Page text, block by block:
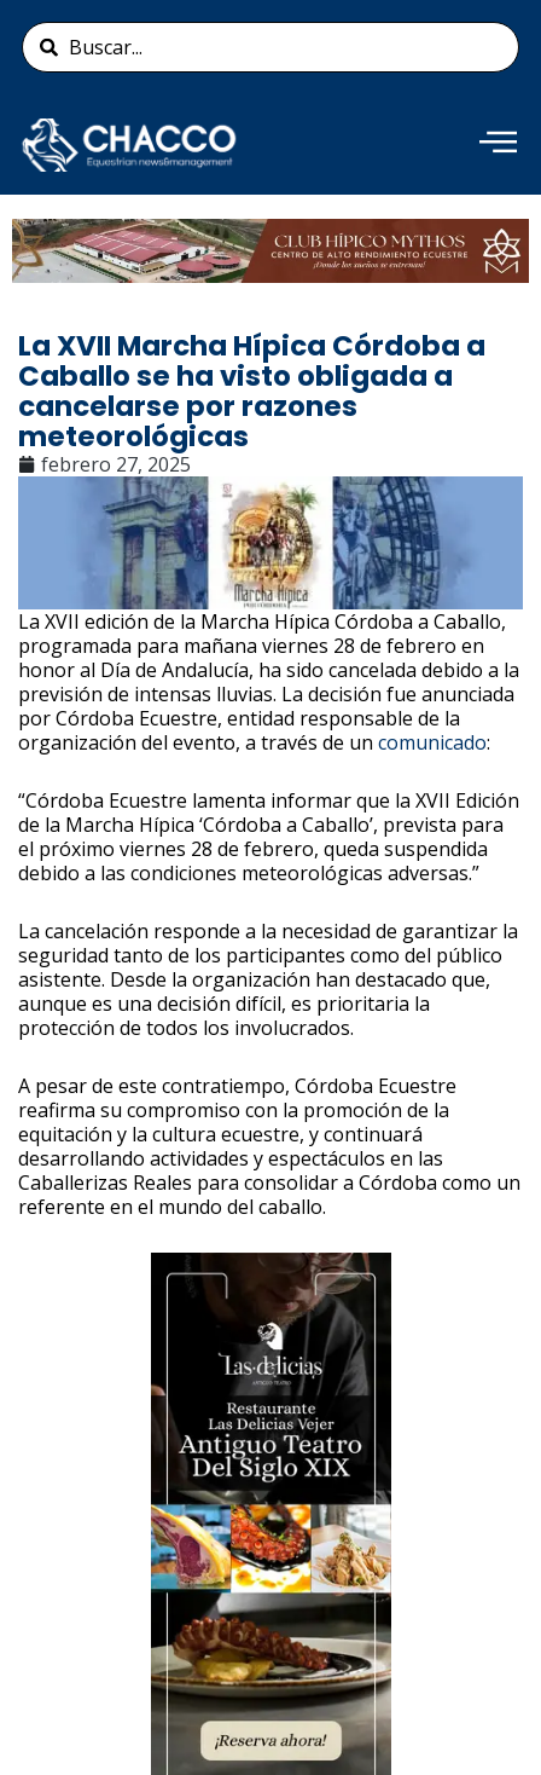
contenido
Search
...
Añade aquí tu texto de
cabecera
La XVII Marcha Hípica Córdoba a
Caballo se ha visto obligada a
cancelarse por razones
meteorológicas
febrero 27, 2025
La XVII edición de la Marcha Hípica Córdoba a Caballo,
programada para mañana viernes 28 de febrero en
honor al Día de Andalucía, ha sido cancelada debido a la
previsión de intensas lluvias. La decisión fue anunciada
por Córdoba Ecuestre, entidad responsable de la
organización del evento, a través de un comunicado:
“Córdoba Ecuestre lamenta informar que la XVII Edición
de la Marcha Hípica ‘Córdoba a Caballo’, prevista para
el próximo viernes 28 de febrero, queda suspendida
debido a las condiciones meteorológicas adversas.”
La cancelación responde a la necesidad de garantizar la
seguridad tanto de los participantes como del público
asistente. Desde la organización han destacado que,
aunque es una decisión difícil, es prioritaria la
protección de todos los involucrados.
A pesar de este contratiempo, Córdoba Ecuestre
reafirma su compromiso con la promoción de la
equitación y la cultura ecuestre, y continuará
desarrollando actividades y espectáculos en las
Caballerizas Reales para consolidar a Córdoba como un
referente en el mundo del caballo.